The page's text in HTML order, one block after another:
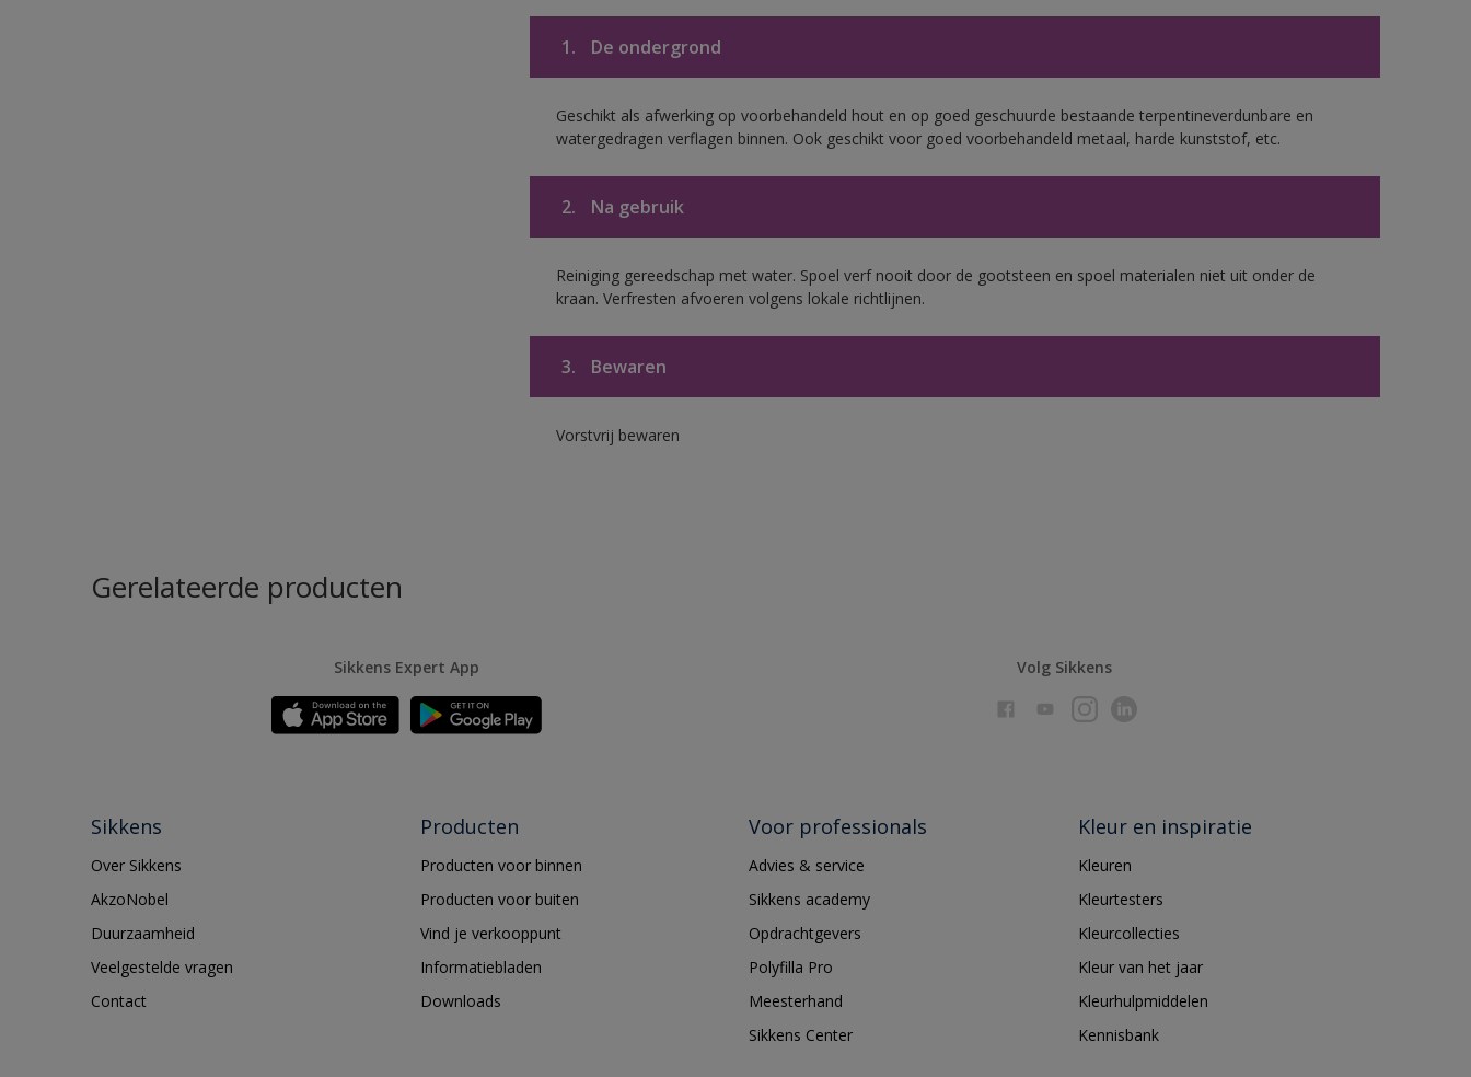
1. De ondergrond
Geschikt als afwerking op voorbehandeld hout en op goed geschuurde bestaande terpentineverdunbare en
watergedragen verflagen binnen. Ook geschikt voor goed voorbehandeld metaal, harde kunststof, etc.
2. Na gebruik
Reiniging gereedschap met water. Spoel verf nooit door de gootsteen en spoel materialen niet uit onder de
kraan. Verfresten afvoeren volgens lokale richtlijnen.
3. Bewaren
Vorstvrij bewaren
Gerelateerde producten
Sikkens Expert App Volg Sikkens
Sikkens
Over Sikkens
AkzoNobel
Duurzaamheid
Veelgestelde vragen
Contact
Producten
Producten voor binnen
Producten voor buiten
Vind je verkooppunt
Informatiebladen
Downloads
Voor professionals
Advies & service
Sikkens academy
Opdrachtgevers
Polyfilla Pro
Meesterhand
Sikkens Center
Kleur en inspiratie
Kleuren
Kleurtesters
Kleurcollecties
Kleur van het jaar
Kleurhulpmiddelen
Kennisbank